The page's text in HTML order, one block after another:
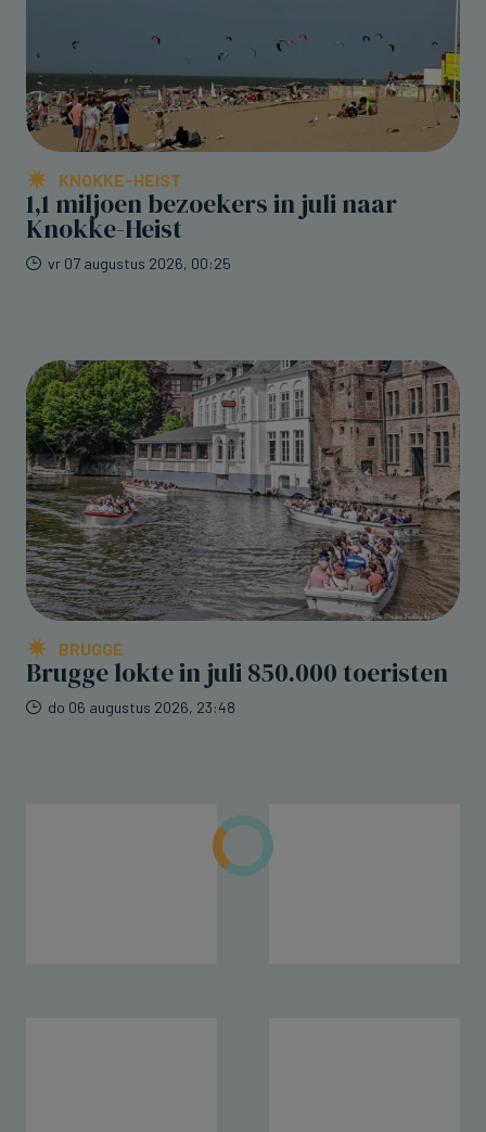
KNOKKE-HEIST
1,1 miljoen bezoekers in juli naar
Knokke-Heist
vr 07 augustus 2026, 00:25
BRUGGE
Brugge lokte in juli 850.000 toeristen
do 06 augustus 2026, 23:48